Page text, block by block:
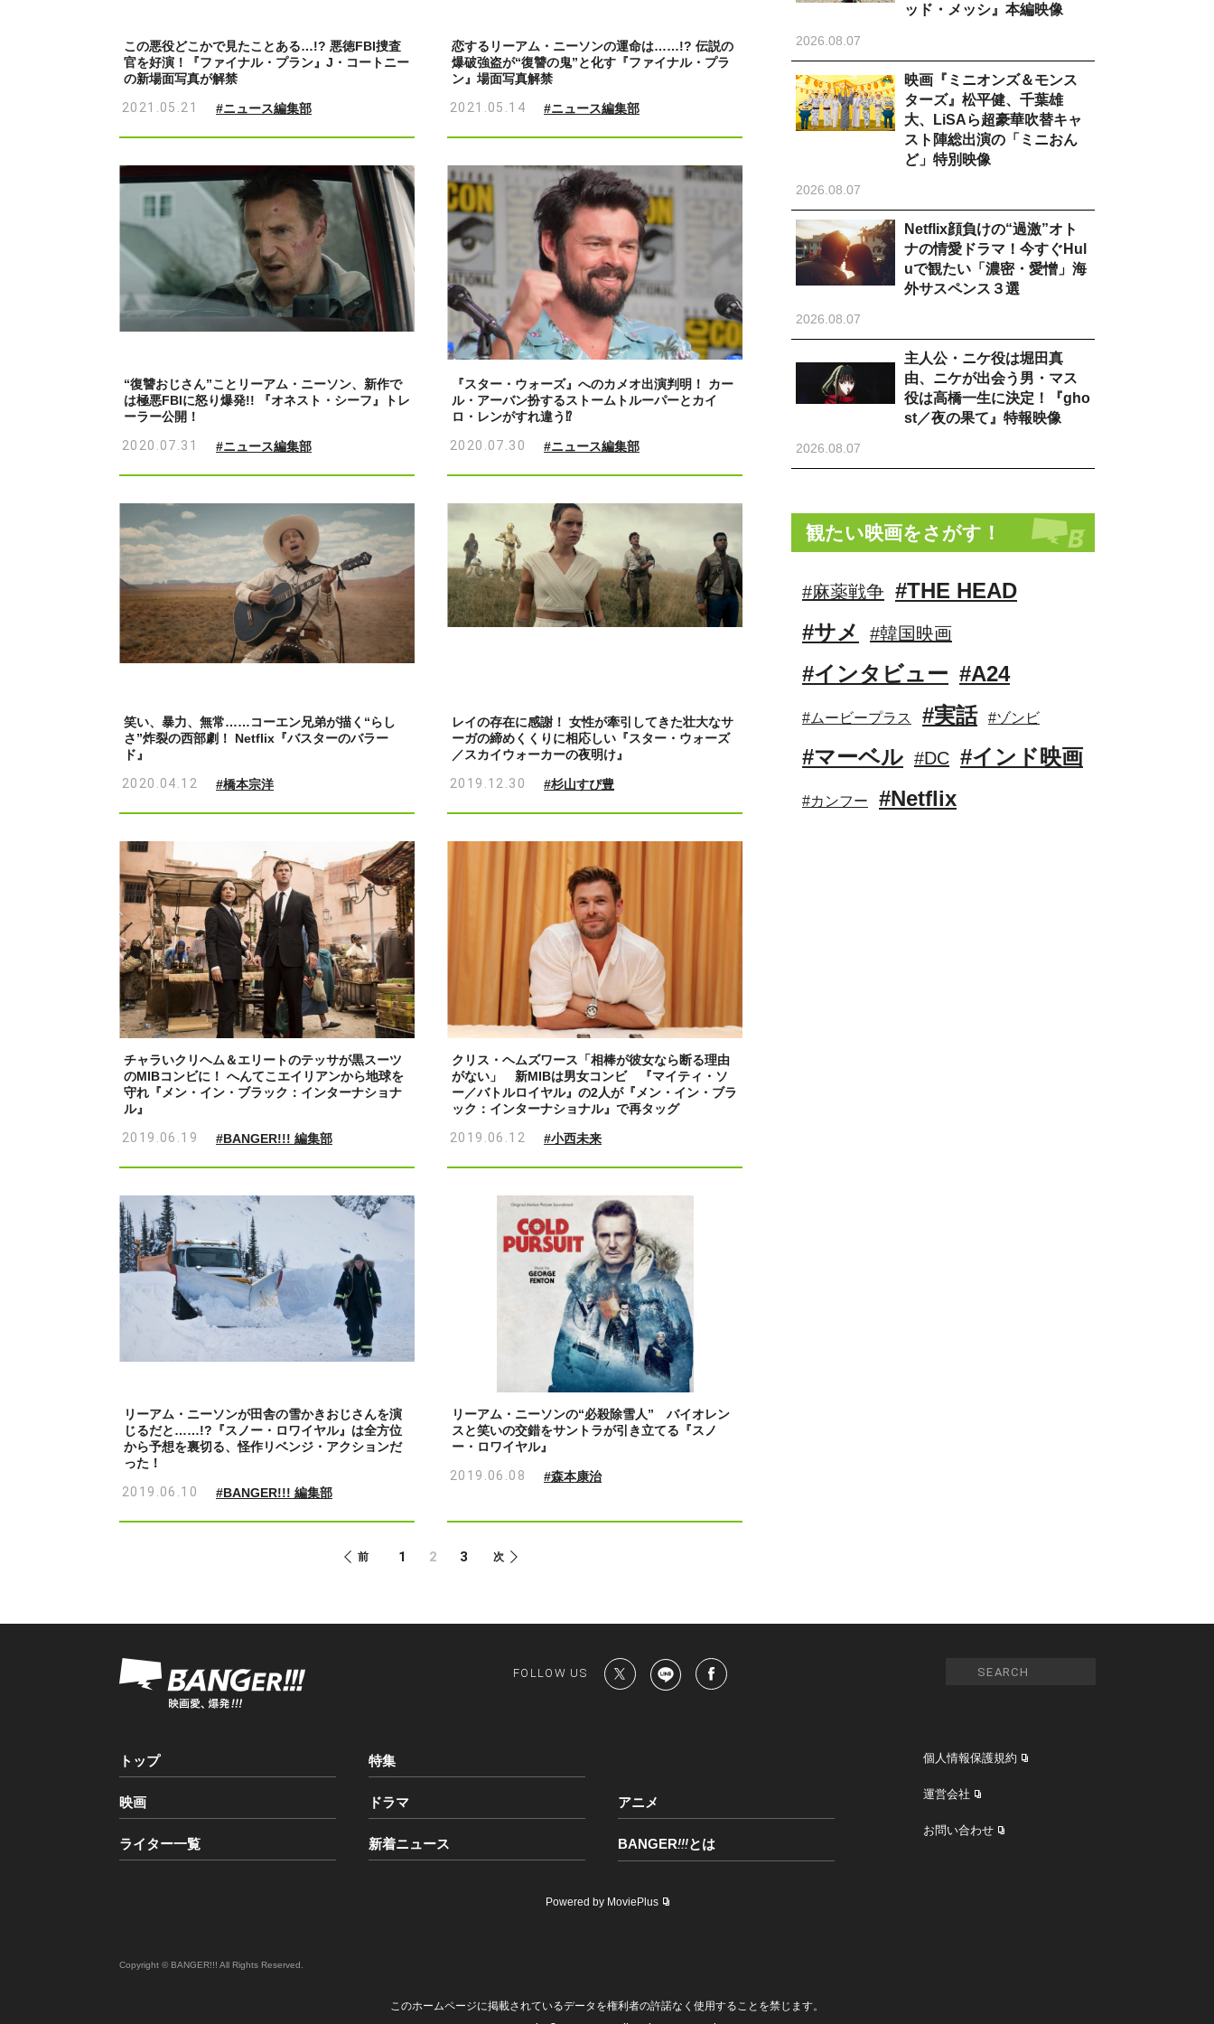
この悪役どこかで見たことある…!? 悪徳FBI捜査
官を好演！『ファイナル・プラン』J・コートニー
の新場面写真が解禁
2021.05.21
#ニュース編集部
恋するリーアム・ニーソンの運命は……!? 伝説の
爆破強盗が“復讐の鬼”と化す『ファイナル・プラ
ン』場面写真解禁
2021.05.14
#ニュース編集部
“復讐おじさん”ことリーアム・ニーソン、新作で
は極悪FBIに怒り爆発!! 『オネスト・シーフ』トレ
ーラー公開！
2020.07.31
#ニュース編集部
『スター・ウォーズ』へのカメオ出演判明！ カー
ル・アーバン扮するストームトルーパーとカイ
ロ・レンがすれ違う⁉
2020.07.30
#ニュース編集部
笑い、暴力、無常……コーエン兄弟が描く“らし
さ”炸裂の西部劇！ Netflix『バスターのバラー
ド』
2020.04.12
#橋本宗洋
レイの存在に感謝！ 女性が牽引してきた壮大なサ
ーガの締めくくりに相応しい『スター・ウォーズ
／スカイウォーカーの夜明け』
2019.12.30
#杉山すぴ豊
チャラいクリヘム＆エリートのテッサが黒スーツ
のMIBコンビに！ へんてこエイリアンから地球を
守れ『メン・イン・ブラック：インターナショナ
ル』
2019.06.19
#BANGER!!! 編集部
クリス・ヘムズワース「相棒が彼女なら断る理由
がない」 新MIBは男女コンビ 『マイティ・ソ
ー／バトルロイヤル』の2人が『メン・イン・ブラ
ック：インターナショナル』で再タッグ
2019.06.12
#小西未来
リーアム・ニーソンが田舎の雪かきおじさんを演
じるだと……!?『スノー・ロワイヤル』は全方位
から予想を裏切る、怪作リベンジ・アクションだ
った！
2019.06.10
#BANGER!!! 編集部
リーアム・ニーソンの“必殺除雪人” バイオレン
スと笑いの交錯をサントラが引き立てる『スノ
ー・ロワイヤル』
2019.06.08
#森本康治
前 1 2 3 次
ッド・メッシ』本編映像
2026.08.07
映画『ミニオンズ＆モンス
ターズ』松平健、千葉雄
大、LiSAら超豪華吹替キャ
スト陣総出演の「ミニおん
ど」特別映像
2026.08.07
Netflix顔負けの“過激”オト
ナの情愛ドラマ！今すぐHul
uで観たい「濃密・愛憎」海
外サスペンス３選
2026.08.07
主人公・ニケ役は堀田真
由、ニケが出会う男・マス
役は高橋一生に決定！『gho
st／夜の果て』特報映像
2026.08.07
観たい映画をさがす！
#麻薬戦争 #THE HEAD
#サメ
#韓国映画
#インタビュー #A24
#ムービープラス #実話 #ゾンビ
#マーベル #DC #インド映画
#カンフー #Netflix
FOLLOW US
トップ 特集
映画 ドラマ アニメ
ライター一覧 新着ニュース BANGER!!!とは
個人情報保護規約
運営会社
お問い合わせ
Powered by MoviePlus
Copyright © BANGER!!! All Rights Reserved.
このホームページに掲載されているデータを権利者の許諾なく使用することを禁じます。